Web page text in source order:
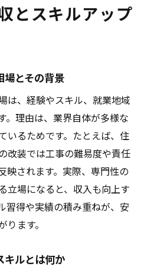
とスキルアップ
場とその背景
は、経験やスキル、就業地域
。理由は、業界自体が多様な
いるためです。たとえば、住
改装では工事の難易度や責任
映されます。実際、専門性の
立場になると、収入も向上す
習得や実績の積み重ねが、安
ます。
キルとは何か